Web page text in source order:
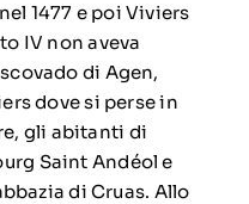
1477 e poi Viviers
IV non aveva
di Agen,
dove si perse in
gli abitanti di
Saint Andéol e
di Cruas. Allo